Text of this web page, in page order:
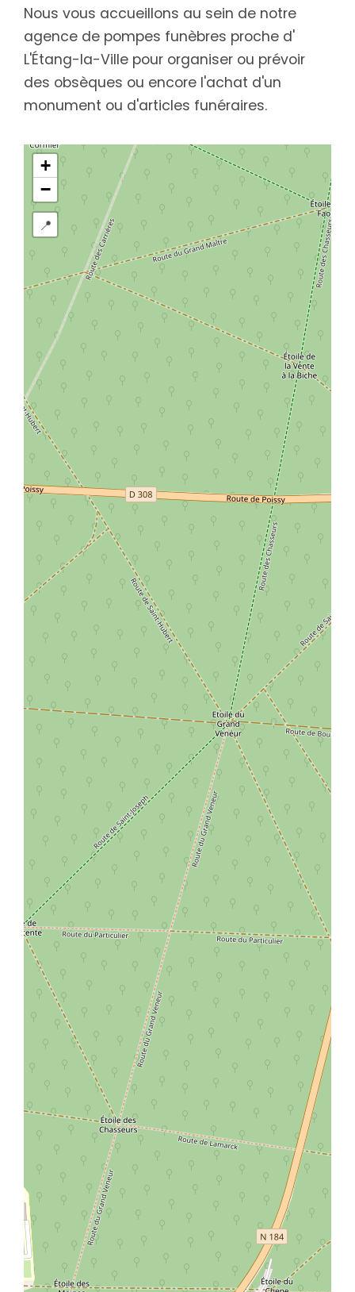
Nous vous accueillons au sein de notre
agence de pompes funèbres proche d'
L'Étang-la-Ville pour organiser ou prévoir
des obsèques ou encore l'achat d'un
monument ou d'articles funéraires.
+
−